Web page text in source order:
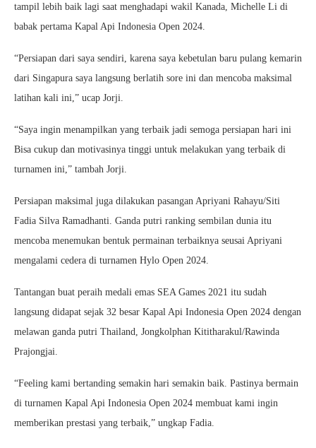
tampil lebih baik lagi saat menghadapi wakil Kanada, Michelle Li di
babak pertama Kapal Api Indonesia Open 2024.
“Persiapan dari saya sendiri, karena saya kebetulan baru pulang kemarin
dari Singapura saya langsung berlatih sore ini dan mencoba maksimal
latihan kali ini,” ucap Jorji.
“Saya ingin menampilkan yang terbaik jadi semoga persiapan hari ini
Bisa cukup dan motivasinya tinggi untuk melakukan yang terbaik di
turnamen ini,” tambah Jorji.
Persiapan maksimal juga dilakukan pasangan Apriyani Rahayu/Siti
Fadia Silva Ramadhanti. Ganda putri ranking sembilan dunia itu
mencoba menemukan bentuk permainan terbaiknya seusai Apriyani
mengalami cedera di turnamen Hylo Open 2024.
Tantangan buat peraih medali emas SEA Games 2021 itu sudah
langsung didapat sejak 32 besar Kapal Api Indonesia Open 2024 dengan
melawan ganda putri Thailand, Jongkolphan Kititharakul/Rawinda
Prajongjai.
“Feeling kami bertanding semakin hari semakin baik. Pastinya bermain
di turnamen Kapal Api Indonesia Open 2024 membuat kami ingin
memberikan prestasi yang terbaik,” ungkap Fadia.